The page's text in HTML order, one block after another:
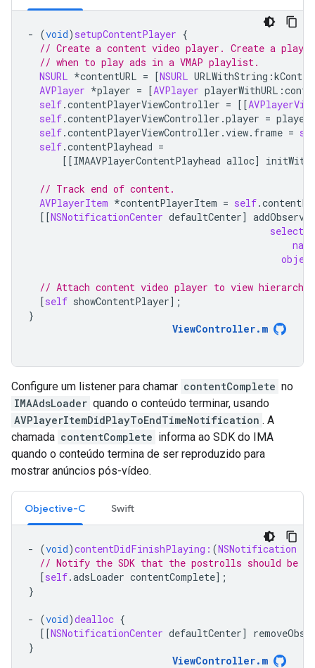
- (void) setupContentPlayer {
// Create a content video player. Create a
// when to play ads in a VMAP playlist.
NSURL *contentURL = [NSURL URLWithString :
AVPlayer *player = [AVPlayer playerWithURL :
self.contentPlayerViewController = [[
self.contentPlayerViewController .player = player
self.contentPlayerViewController .view. frame =
self.contentPlayhead =
[[IMAAVPlayerContentPlayhead alloc]
// Track end of content.
AVPlayerItem *contentPlayerItem = self.
[[NSNotificationCenter defaultCenter] addObserver
selector
name
object
// Attach content video player to view hierarchy.
[self showContentPlayer];
}
ViewController. m
Configure um listener para chamar contentComplete no
IMAAdsLoader quando o conteúdo terminar, usando
AVPlayerItemDidPlayToEndTimeNotification . A
chamada contentComplete informa ao SDK do IMA
quando o conteúdo termina de ser reproduzido para
mostrar anúncios pós-vídeo.
Objective-C Swift
- (void)contentDidFinishPlaying: (NSNotification
// Notify the SDK that the postrolls should be
[self.adsLoader contentComplete];
}
- (void)dealloc {
[[NSNotificationCenter defaultCenter]
}
ViewController. m